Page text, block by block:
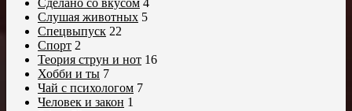
Сделано со вкусом 4
Слушая животных 5
Спецвыпуск 22
Спорт 2
Теория струн и нот 16
Хобби и ты 7
Чай с психологом 7
Человек и закон 1